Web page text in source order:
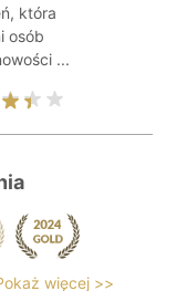
która
osób
...
więcej >>